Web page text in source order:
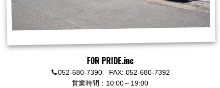
FOR PRIDE.inc
052-680-7390 FAX: 052-680-7392
営業時間：10:00～19:00